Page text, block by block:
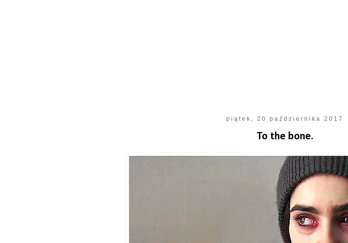
piątek, 20 października 2017
To the bone.